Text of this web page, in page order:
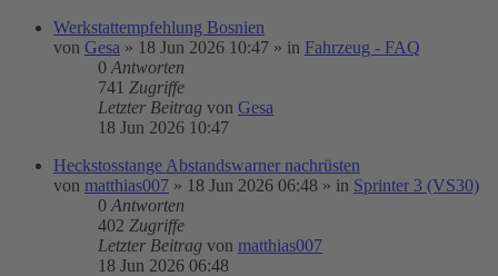
Werkstattempfehlung Bosnien
von Gesa » 18 Jun 2026 10:47 » in Fahrzeug - FAQ
0 Antworten
741 Zugriffe
Letzter Beitrag von Gesa
18 Jun 2026 10:47
Heckstosstange Abstandswarner nachrüsten
von matthias007 » 18 Jun 2026 06:48 » in Sprinter 3 (VS30)
0 Antworten
402 Zugriffe
Letzter Beitrag von matthias007
18 Jun 2026 06:48